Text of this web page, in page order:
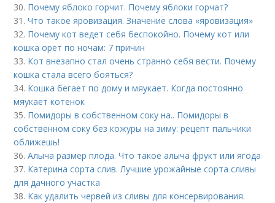
30. Почему яблоко горчит. Почему яблоки горчат?
31.Что такое яровизация. Значение слова «яровизация»
32. Почему кот ведет себя беспокойно. Почему кот или
кошка орет по ночам: 7 причин
33. Кот внезапно стал очень странно себя вести. Почему
кошка стала всего бояться?
34. Кошка бегает по дому и мяукает. Когда постоянно
мяукает котенок
35. Помидоры в собственном соку на.. Помидоры в
собственном соку без кожуры на зиму: рецепт пальчики
оближешь!
36.Алыча размер плода. Что такое алыча фрукт или ягода
37. Катерина сорта слив. Лучшие урожайные сорта сливы
для дачного участка
38. Как удалить червей из сливы для консервирования.